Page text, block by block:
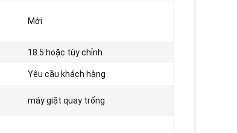
Mới
18.5 hoặc tùy chỉnh
Yêu cầu khách hàng
máy giặt quay trống